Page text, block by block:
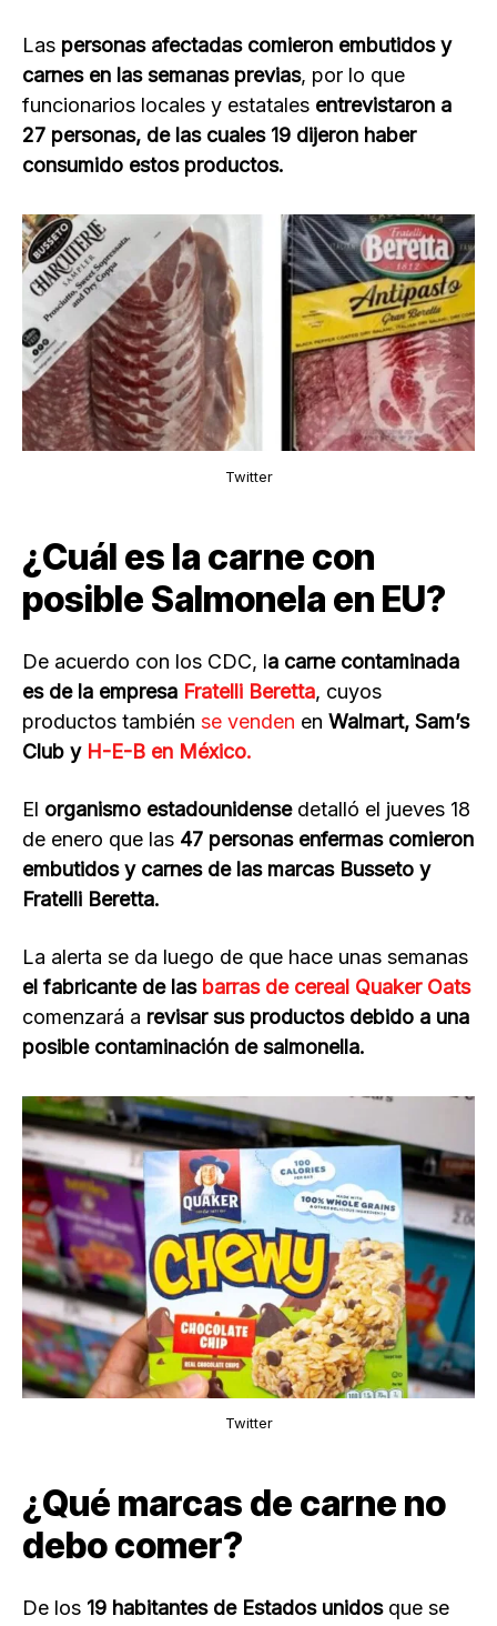
Las personas afectadas comieron embutidos y
carnes en las semanas previas, por lo que
funcionarios locales y estatales entrevistaron a
27 personas, de las cuales 19 dijeron haber
consumido estos productos.
Twitter
¿Cuál es la carne con
posible Salmonela en EU?
De acuerdo con los CDC, la carne contaminada
es de la empresa Fratelli Beretta, cuyos
productos también se venden en Walmart, Sam’s
Club y H-E-B en México.
El organismo estadounidense detalló el jueves 18
de enero que las 47 personas enfermas comieron
embutidos y carnes de las marcas Busseto y
Fratelli Beretta.
La alerta se da luego de que hace unas semanas
el fabricante de las barras de cereal Quaker Oats
comenzará a revisar sus productos debido a una
posible contaminación de salmonella.
Twitter
¿Qué marcas de carne no
debo comer?
De los 19 habitantes de Estados unidos que se